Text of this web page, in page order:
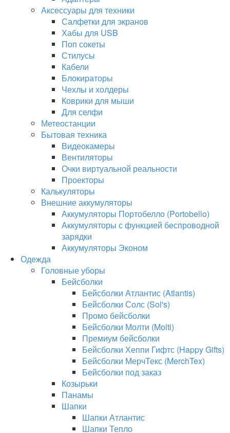
Аксессуары для техники
Салфетки для экранов
Хабы для USB
Поп сокеты
Стилусы
Кабели
Блокираторы
Чехлы и холдеры
Коврики для мыши
Для селфи
Метеостанции
Бытовая техника
Видеокамеры
Вентиляторы
Очки виртуальной реальности
Проекторы
Калькуляторы
Внешние аккумуляторы
Аккумуляторы Портобелло (Portobello)
Аккумуляторы с функцией беспроводной
зарядки
Аккумуляторы Эконом
Одежда
Головные уборы
Бейсболки
Бейсболки Атлантис (Atlantis)
Бейсболки Солс (Sol's)
Промо бейсболки
Бейсболки Молти (Molti)
Премиум бейсболки
Бейсболки Хеппи Гифтс (Happy Gifts)
Бейсболки МерчТекс (MerchTex)
Бейсболки под заказ
Козырьки
Панамы
Шапки
Шапки Атлантис
Шапки Тепло